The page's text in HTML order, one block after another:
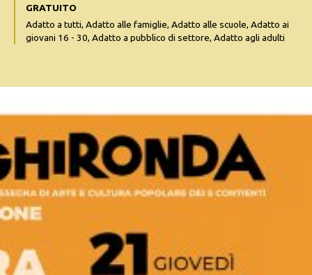
GRATUITO
Adatto a tutti, Adatto alle famiglie, Adatto alle scuole, Adatto ai
giovani 16 - 30, Adatto a pubblico di settore, Adatto agli adulti